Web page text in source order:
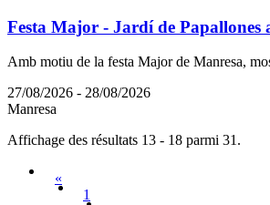
Festa Major - Jardí de Papallones
Amb motiu de la festa Major de Manresa,
27/08/2026 - 28/08/2026
Manresa
Affichage des résultats 13 - 18 parmi 31.
«
1